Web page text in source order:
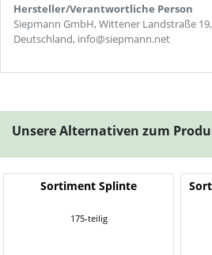
Hersteller/Verantwortliche Person
Siepmann GmbH, Wittener Landstraße
Deutschland, info@siepmann.net
Unsere Alternativen zum
Sortiment Splinte
175-teilig